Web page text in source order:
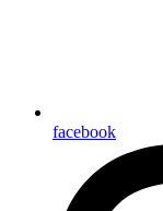
facebook